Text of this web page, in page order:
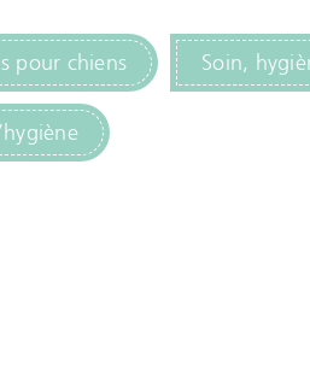
pour chiens Soin,